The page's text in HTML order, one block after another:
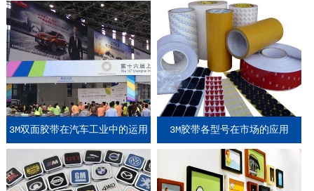
3M双面胶带在汽车工业中的运用 3M胶带各型号在市场的应用